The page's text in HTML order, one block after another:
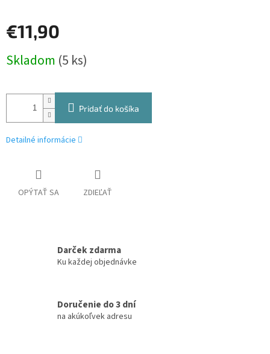
€11,90
cena:
Skladom (5 ks)
Pridať do košíka
Detailné informácie
OPÝTAŤ SA ZDIEĽAŤ
Darček zdarma
Ku každej objednávke
Doručenie do 3 dní
na akúkoľvek adresu